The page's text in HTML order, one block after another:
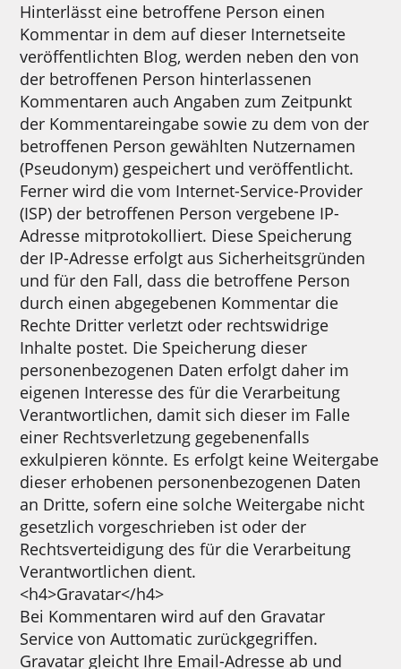
Hinterlässt eine betroffene Person einen
Kommentar in dem auf dieser Internetseite
veröffentlichten Blog, werden neben den von
der betroffenen Person hinterlassenen
Kommentaren auch Angaben zum Zeitpunkt
der Kommentareingabe sowie zu dem von der
betroffenen Person gewählten Nutzernamen
(Pseudonym) gespeichert und veröffentlicht.
Ferner wird die vom Internet-Service-Provider
(ISP) der betroffenen Person vergebene IP-
Adresse mitprotokolliert. Diese Speicherung
der IP-Adresse erfolgt aus Sicherheitsgründen
und für den Fall, dass die betroffene Person
durch einen abgegebenen Kommentar die
Rechte Dritter verletzt oder rechtswidrige
Inhalte postet. Die Speicherung dieser
personenbezogenen Daten erfolgt daher im
eigenen Interesse des für die Verarbeitung
Verantwortlichen, damit sich dieser im Falle
einer Rechtsverletzung gegebenenfalls
exkulpieren könnte. Es erfolgt keine Weitergabe
dieser erhobenen personenbezogenen Daten
an Dritte, sofern eine solche Weitergabe nicht
gesetzlich vorgeschrieben ist oder der
Rechtsverteidigung des für die Verarbeitung
Verantwortlichen dient.
<h4>Gravatar</h4>
Bei Kommentaren wird auf den Gravatar
Service von Auttomatic zurückgegriffen.
Gravatar gleicht Ihre Email-Adresse ab und